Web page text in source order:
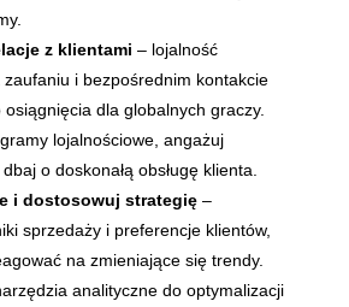
z klientami – lojalność
zaufaniu i bezpośrednim kontakcie
dla globalnych graczy.
lojalnościowe, angażuj
o doskonałą obsługę klienta.
i dostosowuj strategię –
sprzedaży i preferencje klientów,
na zmieniające się trendy.
analityczne do optymalizacji